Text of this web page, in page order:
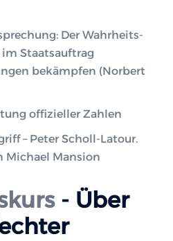
Der Wahrheits-
im Staatsauftrag
bekämpfen (Norbert
offizieller Zahlen
– Peter Scholl-Latour.
Michael Mansion
- Über